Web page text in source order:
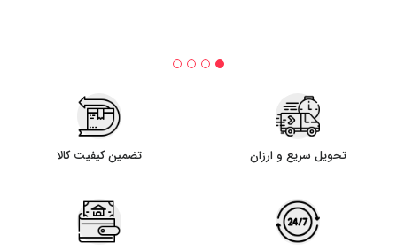
تحویل سریع و ارزان تضمین کیفیت کالا